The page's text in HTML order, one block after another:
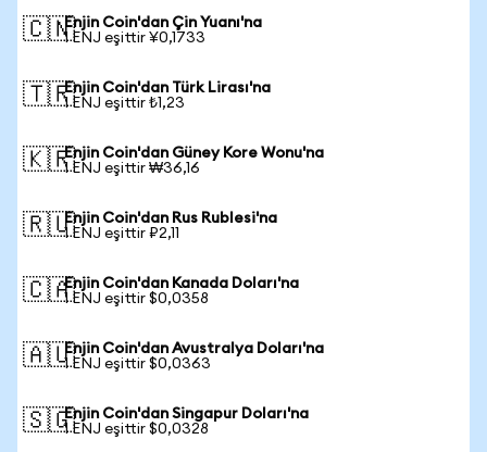
🇨🇳Enjin Coin'dan Çin Yuanı'na
1 ENJ eşittir ¥0,1733
🇹🇷Enjin Coin'dan Türk Lirası'na
1 ENJ eşittir ₺1,23
🇰🇷Enjin Coin'dan Güney Kore Wonu'na
1 ENJ eşittir ₩36,16
🇷🇺Enjin Coin'dan Rus Rublesi'na
1 ENJ eşittir ₽2,11
🇨🇦Enjin Coin'dan Kanada Doları'na
1 ENJ eşittir $0,0358
🇦🇺Enjin Coin'dan Avustralya Doları'na
1 ENJ eşittir $0,0363
🇸🇬Enjin Coin'dan Singapur Doları'na
1 ENJ eşittir $0,0328